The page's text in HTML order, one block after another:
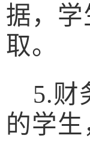
据， 学
取。
5.财
的学